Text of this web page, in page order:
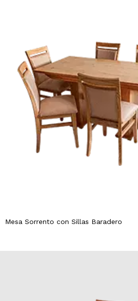
Mesa Sorrento con Sillas Baradero